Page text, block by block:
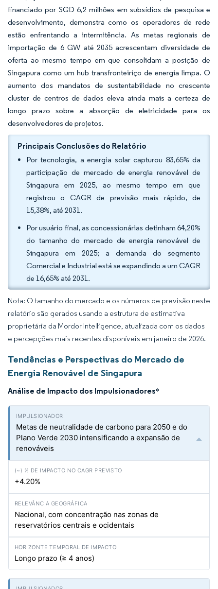
financiado por SGD 6,2 milhões em subsídios de pesquisa e
desenvolvimento, demonstra como os operadores de rede
estão enfrentando a intermitência. As metas regionais de
importação de 6 GW até 2035 acrescentam diversidade de
oferta ao mesmo tempo em que consolidam a posição de
Singapura como um hub transfronteiriço de energia limpa. O
aumento dos mandatos de sustentabilidade no crescente
cluster de centros de dados eleva ainda mais a certeza de
longo prazo sobre a absorção de eletricidade para os
desenvolvedores de projetos.
Principais Conclusões do Relatório
Por tecnologia, a energia solar capturou 83,65% da
participação de mercado de energia renovável de
Singapura em 2025, ao mesmo tempo em que
registrou o CAGR de previsão mais rápido, de
15,38%, até 2031.
Por usuário final, as concessionárias detinham 64,20%
do tamanho do mercado de energia renovável de
Singapura em 2025; a demanda do segmento
Comercial e Industrial está se expandindo a um CAGR
de 16,65% até 2031.
Nota: O tamanho do mercado e os números de previsão neste
relatório são gerados usando a estrutura de estimativa
proprietária da Mordor Intelligence, atualizada com os dados
e percepções mais recentes disponíveis em janeiro de 2026.
Tendências e Perspectivas do Mercado de
Energia Renovável de Singapura
Análise de Impacto dos Impulsionadores*
Metas de neutralidade de carbono para 2050 e do
Plano Verde 2030 intensificando a expansão de
renováveis
+4.20%
Nacional, com concentração nas zonas de
reservatórios centrais e ocidentais
Longo prazo (≥ 4 anos)